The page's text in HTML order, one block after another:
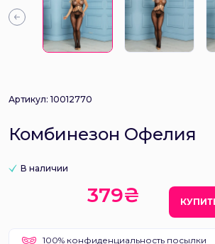
Артикул: 10012770
Комбинезон Офелия
В наличии
379₴
100% конфиденциальность посылки